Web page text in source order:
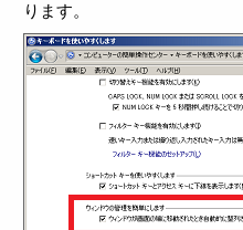
ります。